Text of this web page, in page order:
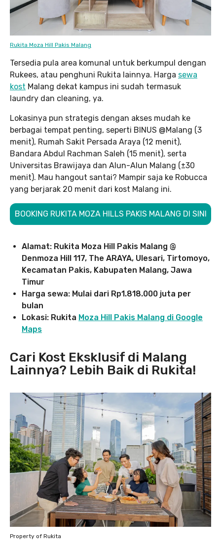
Rukita Moza Hill Pakis Malang
Tersedia pula area komunal untuk berkumpul dengan
Rukees, atau penghuni Rukita lainnya. Harga sewa
kost Malang dekat kampus ini sudah termasuk
laundry dan cleaning, ya.
Lokasinya pun strategis dengan akses mudah ke
berbagai tempat penting, seperti BINUS @Malang (3
menit), Rumah Sakit Persada Araya (12 menit),
Bandara Abdul Rachman Saleh (15 menit), serta
Universitas Brawijaya dan Alun-Alun Malang (±30
menit). Mau hangout santai? Mampir saja ke Robucca
yang berjarak 20 menit dari kost Malang ini.
BOOKING RUKITA MOZA HILLS PAKIS MALANG DI SINI
Alamat: Rukita Moza Hill Pakis Malang @
Denmoza Hill 117, The ARAYA, Ulesari, Tirtomoyo,
Kecamatan Pakis, Kabupaten Malang, Jawa
Timur
Harga sewa: Mulai dari Rp1.818.000 juta per
bulan
Lokasi: Rukita Moza Hill Pakis Malang di Google
Maps
Cari Kost Eksklusif di Malang
Lainnya? Lebih Baik di Rukita!
Property of Rukita